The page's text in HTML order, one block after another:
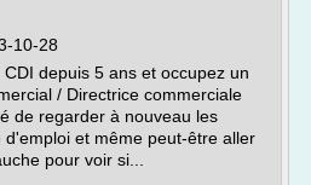
10-28
depuis 5 ans et occupez un
/ Directrice commerciale
de regarder à nouveau les
et même peut-être aller
pour voir si...